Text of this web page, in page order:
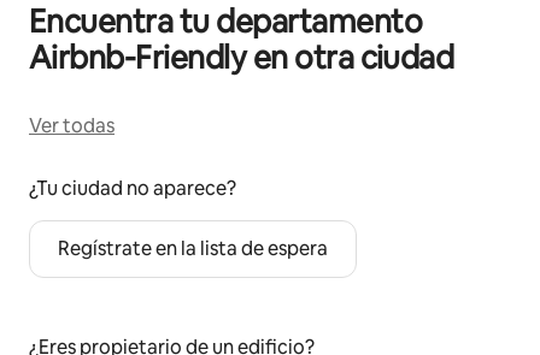
Encuentra tu departamento
Airbnb-Friendly en otra ciudad
Ver todas
¿Tu ciudad no aparece?
Regístrate en la lista de espera
¿Eres propietario de un edificio?